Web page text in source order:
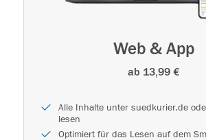
Web & App
ab 13,99 €
Alle Inhalte unter suedkurier.de
lesen
Optimiert für das Lesen auf dem